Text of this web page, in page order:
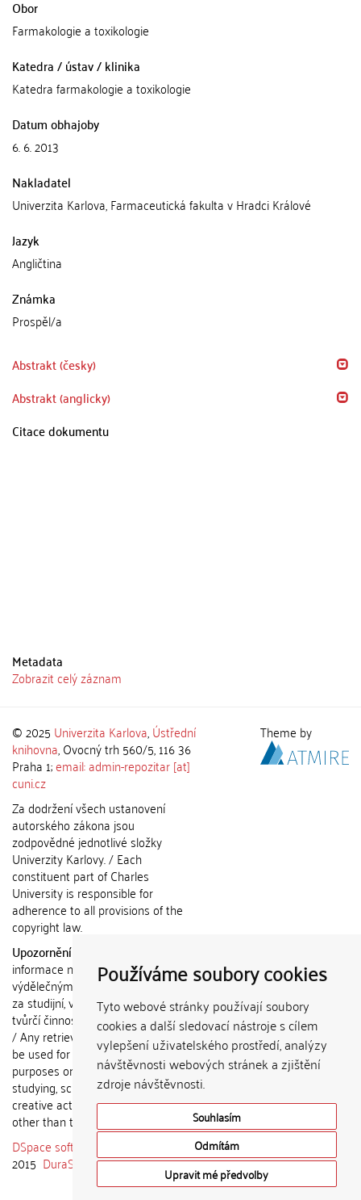
Používáme soubory cookies
Tyto webové stránky používají soubory
cookies a další sledovací nástroje s cílem
vylepšení uživatelského prostředí, analýzy
návštěvnosti webových stránek a zjištění
zdroje návštěvnosti.
Souhlasím
Odmítám
Upravit mé předvolby
Obor
Farmakologie a toxikologie
Katedra / ústav / klinika
Katedra farmakologie a toxikologie
Datum obhajoby
6. 6. 2013
Nakladatel
Univerzita Karlova, Farmaceutická fakulta v Hradci Králové
Jazyk
Angličtina
Známka
Prospěl/a
Abstrakt (česky)
Abstrakt (anglicky)
Citace dokumentu
Metadata
Zobrazit celý záznam
© 2025 Univerzita Karlova,Ústřední
knihovna, Ovocný trh 560/5, 116 36
Praha 1;email: admin-repozitar [at]
cuni.cz
Za dodržení všech ustanovení
autorského zákona jsou
zodpovědné jednotlivé složky
Univerzity Karlovy. / Each
constituent part of Charles
University is responsible for
adherence to all provisions of the
copyright law.
Upozornění / Notice:
informace nemohou být použity k
výdělečným účelům nebo vydávány
za studijní, vědeckou nebo jinou
tvůrčí činnost jiné osoby než autora.
/ Any retrieved information shall not
be used for any commercial
purposes or claimed as results of
studying, scientific or any other
creative activities of any person
other than the author.
DSpace software
copyright © 2002-
2015 DuraSpace
Theme by